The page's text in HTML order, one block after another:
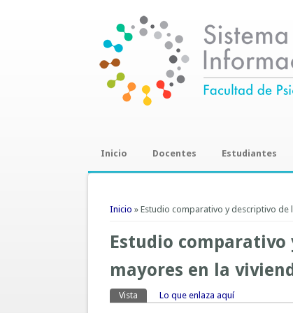
Inicio Docentes Estudiantes
Se encuentra usted aquí
Inicio » Estudio comparativo y descriptivo de
Estudio
mayores en la
Solapas principales
Vista (solapa activa)
Lo que enlaza aquí